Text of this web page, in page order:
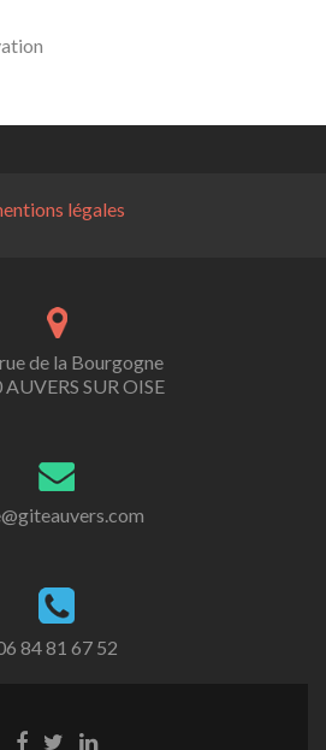
légales
de la Bourgogne
SUR OISE
84 81 67 52
LienLien Lien